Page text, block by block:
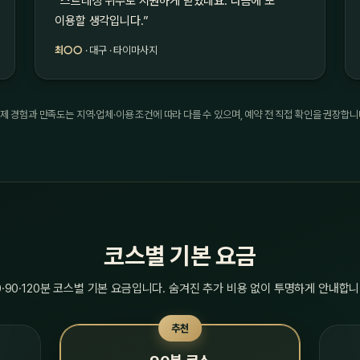
이용할 생각입니다.”
최○○ · 대구 · 타이마사지
경험과 만족도는 지역·업체·이용 조건에 따라 다를 수 있으며, 예약 전 직접 확인을 권장합니
코스별 기본 요금
분 코스별 기본 요금입니다. 숨겨진 추가 비용 없이 투명하게 안내합
추천